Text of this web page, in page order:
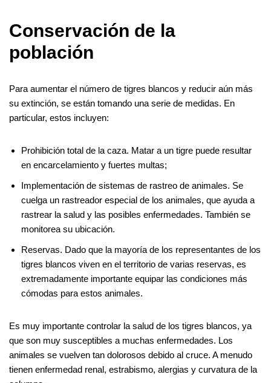
Conservación de la
población
Para aumentar el número de tigres blancos y reducir aún más
su extinción, se están tomando una serie de medidas. En
particular, estos incluyen:
Prohibición total de la caza. Matar a un tigre puede resultar
en encarcelamiento y fuertes multas;
Implementación de sistemas de rastreo de animales. Se
cuelga un rastreador especial de los animales, que ayuda a
rastrear la salud y las posibles enfermedades. También se
monitorea su ubicación.
Reservas. Dado que la mayoría de los representantes de los
tigres blancos viven en el territorio de varias reservas, es
extremadamente importante equipar las condiciones más
cómodas para estos animales.
Es muy importante controlar la salud de los tigres blancos, ya
que son muy susceptibles a muchas enfermedades. Los
animales se vuelven tan dolorosos debido al cruce. A menudo
tienen enfermedad renal, estrabismo, alergias y curvatura de la